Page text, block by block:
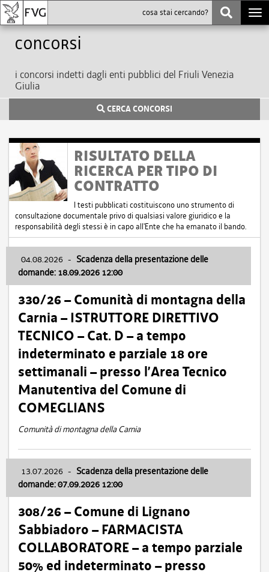
Concorsi
i concorsi indetti dagli enti pubblici del Friuli Venezia
Giulia
CERCA CONCORSI
RISULTATO DELLA
RICERCA PER TIPO DI
CONTRATTO
I testi pubblicati costituiscono uno strumento di
consultazione documentale privo di qualsiasi valore giuridico e la
responsabilità degli stessi è in capo all'Ente che ha emanato il bando.
04.08.2026 - Scadenza della presentazione delle
domande: 18.09.2026 12:00
330/26 – Comunità di montagna della
Carnia – ISTRUTTORE DIRETTIVO
TECNICO – Cat. D – a tempo
indeterminato e parziale 18 ore
settimanali – presso l’Area Tecnico
Manutentiva del Comune di
COMEGLIANS
Comunità di montagna della Carnia
13.07.2026 - Scadenza della presentazione delle
domande: 07.09.2026 12:00
308/26 – Comune di Lignano
Sabbiadoro – FARMACISTA
COLLABORATORE – a tempo parziale
50% ed indeterminato – presso